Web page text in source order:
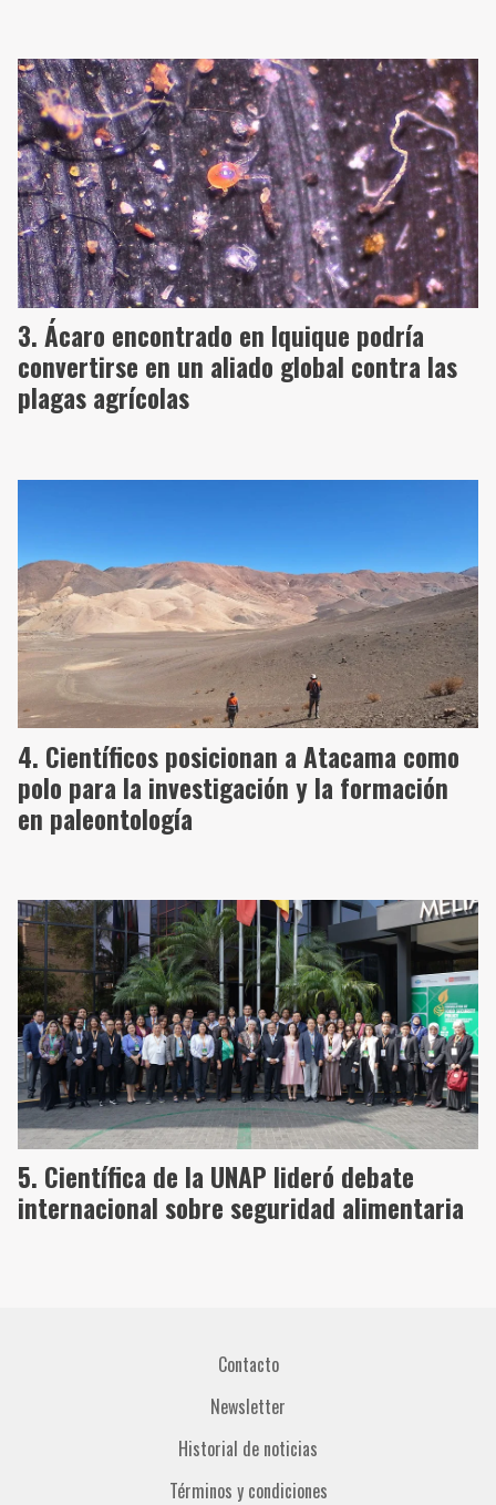
Ácaro encontrado en Iquique podría
convertirse en un aliado global contra las
plagas agrícolas
Científicos posicionan a Atacama como
polo para la investigación y la formación
en paleontología
Científica de la UNAP lideró debate
internacional sobre seguridad alimentaria
Contacto
Newsletter
Historial de noticias
Términos y condiciones